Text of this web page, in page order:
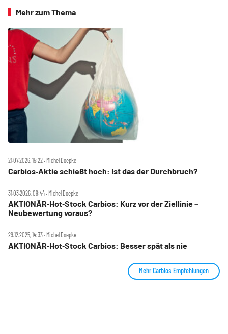
Mehr zum Thema
21.07.2026, 15:22 ‧ Michel Doepke
Carbios‑Aktie schießt hoch: Ist das der Durchbruch?
31.03.2026, 09:44 ‧ Michel Doepke
AKTIONÄR‑Hot‑Stock Carbios: Kurz vor der Ziellinie –
Neubewertung voraus?
29.12.2025, 14:33 ‧ Michel Doepke
AKTIONÄR‑Hot‑Stock Carbios: Besser spät als nie
Mehr Carbios Empfehlungen